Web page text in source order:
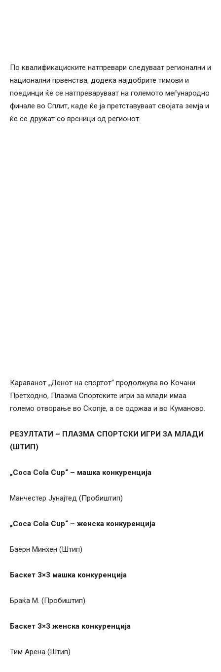
По квалификациските натпревари следуваат регионални и
национални првенства, додека најдобрите тимови и
поединци ќе се натпреваруваат на големото меѓународно
финале во Сплит, каде ќе ја претставуваат својата земја и
ќе се дружат со врсници од регионот.
Караванот „Денот на спортот“ продолжува во Кочани.
Претходно, Плазма Спортските игри за млади имаа
големо отворање во Скопје, а се одржаа и во Куманово.
РЕЗУЛТАТИ – ПЛАЗМА СПОРТСКИ ИГРИ ЗА МЛАДИ
(ШТИП)
„Coca Cola Cup“ – машка конкуренција
Манчестер Јунајтед (Пробиштип)
„Coca Cola Cup“ – женска конкуренција
Баерн Минхен (Штип)
Баскет 3×3 машка конкуренција
Браќа М. (Пробиштип)
Баскет 3×3 женска конкуренција
Тим Арена (Штип)